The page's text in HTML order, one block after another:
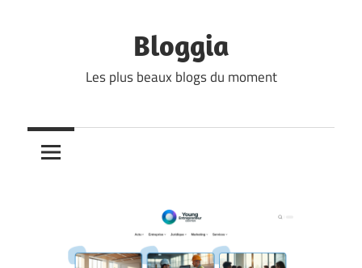
Bloggia
Les plus beaux blogs du moment